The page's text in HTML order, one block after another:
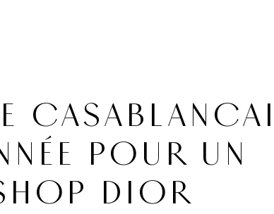
POUR UN
DIOR